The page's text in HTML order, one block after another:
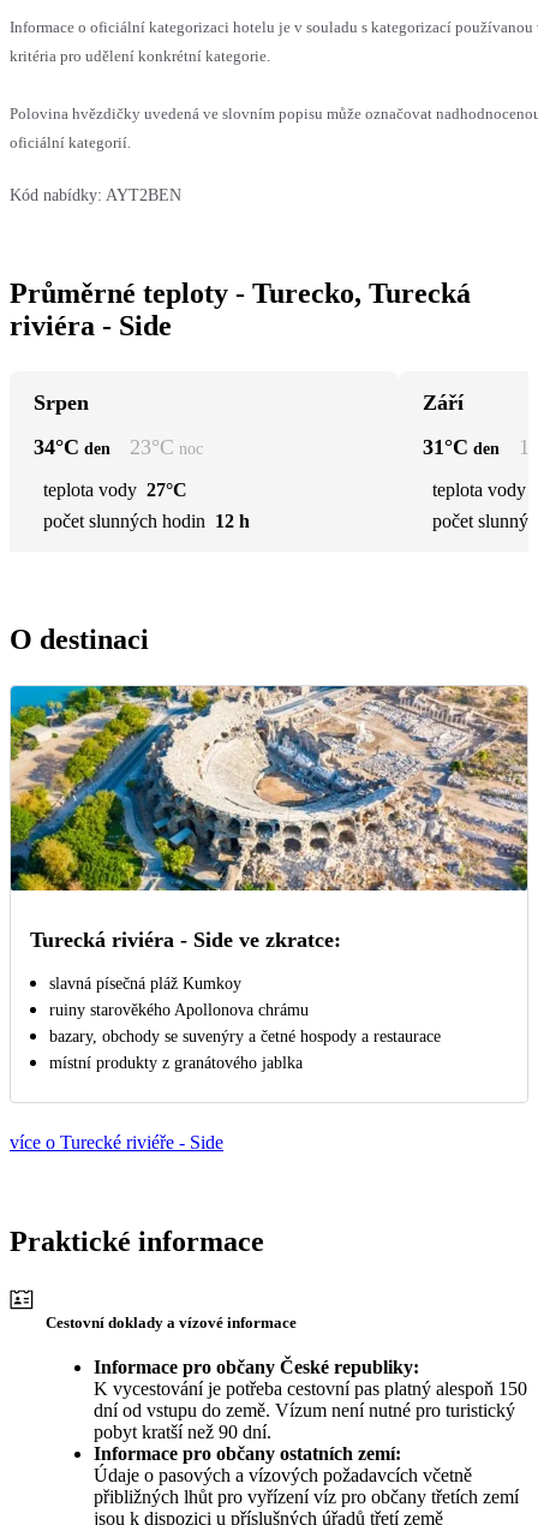
Informace o oficiální kategorizaci hotelu je v souladu s kategorizací
kritéria pro udělení konkrétní kategorie.
Polovina hvězdičky uvedená ve slovním popisu může označovat
oficiální kategorií.
Kód nabídky: AYT2BEN
Průměrné teploty - Turecko, Turecká
riviéra - Side
Srpen
34°C den 23°C noc
teplota vody 27°C
počet slunných hodin 12 h
Září
31°C den
teplota vody
počet
O destinaci
Turecká riviéra - Side ve zkratce:
slavná písečná pláž Kumkoy
ruiny starověkého Apollonova chrámu
bazary, obchody se suvenýry a četné hospody a restaurace
místní produkty z granátového jablka
více o Turecké riviéře - Side
Praktické informace
Cestovní doklady a vízové informace
Informace pro občany České republiky:
K vycestování je potřeba cestovní pas platný alespoň 150
dní od vstupu do země. Vízum není nutné pro turistický
pobyt kratší než 90 dní.
Informace pro občany ostatních zemí:
Údaje o pasových a vízových požadavcích včetně
přibližných lhůt pro vyřízení víz pro občany třetích zemí
jsou k dispozici u příslušných úřadů třetí země